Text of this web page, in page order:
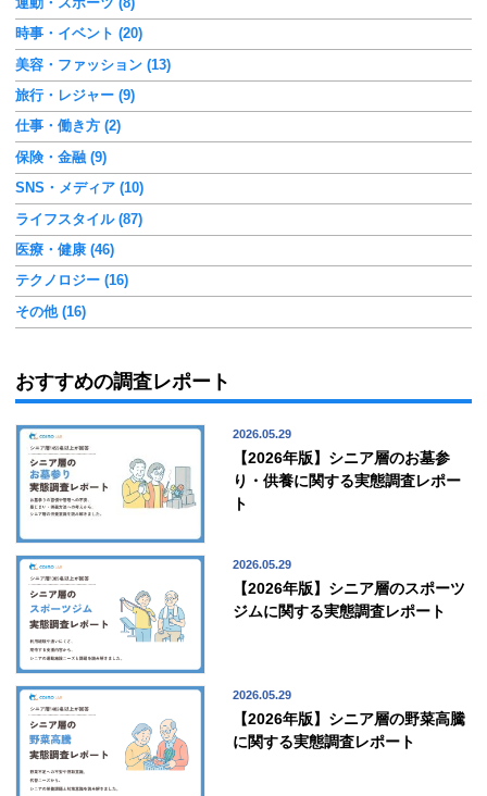
運動・スポーツ (8)
時事・イベント (20)
美容・ファッション (13)
旅行・レジャー (9)
仕事・働き方 (2)
保険・金融 (9)
SNS・メディア (10)
ライフスタイル (87)
医療・健康 (46)
テクノロジー (16)
その他 (16)
おすすめの調査レポート
【2026年版】シニア層のお墓参
り・供養に関する実態調査レポー
ト
2026.05.29
【2026年版】シニア層のスポーツ
ジムに関する実態調査レポート
2026.05.29
【2026年版】シニア層の野菜高騰
に関する実態調査レポート
2026.05.29